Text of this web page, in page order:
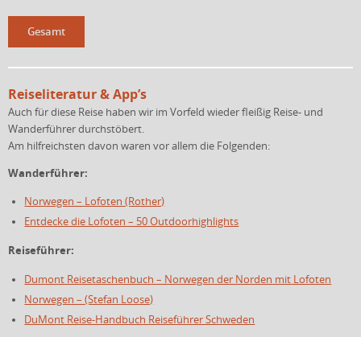
Gesamt
Reiseliteratur & App’s
Auch für diese Reise haben wir im Vorfeld wieder fleißig Reise- und
Wanderführer durchstöbert.
Am hilfreichsten davon waren vor allem die Folgenden:
Wanderführer:
Norwegen – Lofoten (Rother)
Entdecke die Lofoten – 50 Outdoorhighlights
Reiseführer:
Dumont Reisetaschenbuch – Norwegen der Norden mit Lofoten
Norwegen – (Stefan Loose)
DuMont Reise-Handbuch Reiseführer Schweden